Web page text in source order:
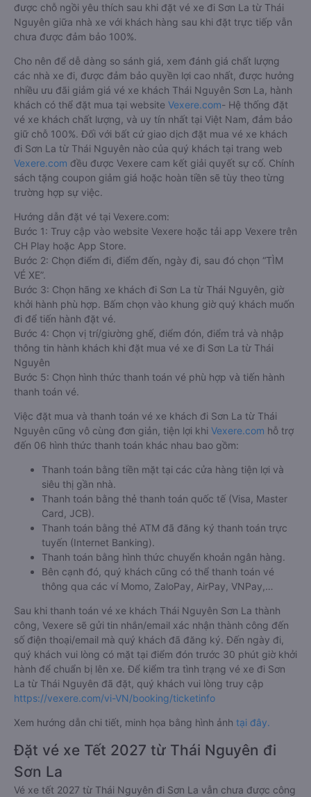
được chỗ ngồi yêu thích sau khi đặt vé xe đi Sơn La từ Thái
Nguyên giữa nhà xe với khách hàng sau khi đặt trực tiếp vẫn
chưa được đảm bảo 100%.
Cho nên để dễ dàng so sánh giá, xem đánh giá chất lượng
các nhà xe đi, được đảm bảo quyền lợi cao nhất, được hưởng
nhiều ưu đãi giảm giá vé xe khách Thái Nguyên Sơn La, hành
khách có thể đặt mua tại website Vexere.com- Hệ thống đặt
vé xe khách chất lượng, và uy tín nhất tại Việt Nam, đảm bảo
giữ chỗ 100%. Đối với bất cứ giao dịch đặt mua vé xe khách
đi Sơn La từ Thái Nguyên nào của quý khách tại trang web
Vexere.com đều được Vexere cam kết giải quyết sự cố. Chính
sách tặng coupon giảm giá hoặc hoàn tiền sẽ tùy theo từng
trường hợp sự việc.
Hướng dẫn đặt vé tại Vexere.com:
Bước 1: Truy cập vào website Vexere hoặc tải app Vexere trên
CH Play hoặc App Store.
Bước 2: Chọn điểm đi, điểm đến, ngày đi, sau đó chọn “TÌM
VÉ XE”.
Bước 3: Chọn hãng xe khách đi Sơn La từ Thái Nguyên, giờ
khởi hành phù hợp. Bấm chọn vào khung giờ quý khách muốn
đi để tiến hành đặt vé.
Bước 4: Chọn vị trí/giường ghế, điểm đón, điểm trả và nhập
thông tin hành khách khi đặt mua vé xe đi Sơn La từ Thái
Nguyên
Bước 5: Chọn hình thức thanh toán vé phù hợp và tiến hành
thanh toán vé.
Việc đặt mua và thanh toán vé xe khách đi Sơn La từ Thái
Nguyên cũng vô cùng đơn giản, tiện lợi khi Vexere.com hỗ trợ
đến 06 hình thức thanh toán khác nhau bao gồm:
Thanh toán bằng tiền mặt tại các cửa hàng tiện lợi và
siêu thị gần nhà.
Thanh toán bằng thẻ thanh toán quốc tế (Visa, Master
Card, JCB).
Thanh toán bằng thẻ ATM đã đăng ký thanh toán trực
tuyến (Internet Banking).
Thanh toán bằng hình thức chuyển khoản ngân hàng.
Bên cạnh đó, quý khách cũng có thể thanh toán vé
thông qua các ví Momo, ZaloPay, AirPay, VNPay,…
Sau khi thanh toán vé xe khách Thái Nguyên Sơn La thành
công, Vexere sẽ gửi tin nhắn/email xác nhận thành công đến
số điện thoại/email mà quý khách đã đăng ký. Đến ngày đi,
quý khách vui lòng có mặt tại điểm đón trước 30 phút giờ khởi
hành để chuẩn bị lên xe. Để kiểm tra tình trạng vé xe đi Sơn
La từ Thái Nguyên đã đặt, quý khách vui lòng truy cập
https://vexere.com/vi-VN/booking/ticketinfo
Xem hướng dẫn chi tiết, minh họa bằng hình ảnh tại đây.
Đặt vé xe Tết 2027 từ Thái Nguyên đi
Sơn La
Vé xe tết 2027 từ Thái Nguyên đi Sơn La vẫn chưa được công